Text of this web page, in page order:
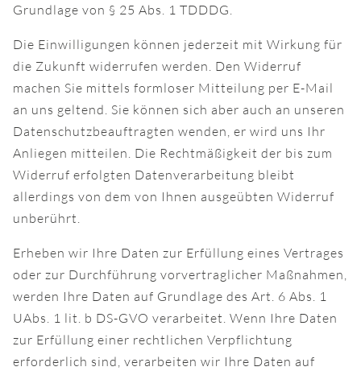
Grundlage von § 25 Abs. 1 TDDDG.
Die Einwilligungen können jederzeit mit Wirkung für
die Zukunft widerrufen werden. Den Widerruf
machen Sie mittels formloser Mitteilung per E-Mail
an uns geltend. Sie können sich aber auch an unseren
Datenschutzbeauftragten wenden, er wird uns Ihr
Anliegen mitteilen. Die Rechtmäßigkeit der bis zum
Widerruf erfolgten Datenverarbeitung bleibt
allerdings von dem von Ihnen ausgeübten Widerruf
unberührt.
Erheben wir Ihre Daten zur Erfüllung eines Vertrages
oder zur Durchführung vorvertraglicher Maßnahmen,
werden Ihre Daten auf Grundlage des Art. 6 Abs. 1
UAbs. 1 lit. b DS-GVO verarbeitet. Wenn Ihre Daten
zur Erfüllung einer rechtlichen Verpflichtung
erforderlich sind, verarbeiten wir Ihre Daten auf